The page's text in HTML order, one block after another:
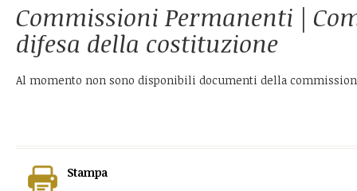
Commissioni Permanenti |
difesa della costituzione
Al momento non sono disponibili documenti della
Stampa